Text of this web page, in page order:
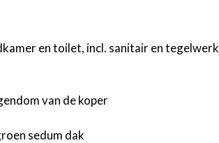
en toilet, incl. sanitair en tegelwerk
van de koper
sedum dak